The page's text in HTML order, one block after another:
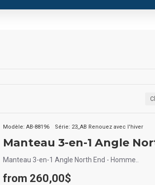
Modèle: AB-88196 Série: 23_AB Renouez avec l'hiver
Manteau 3-en-1 Angle
Manteau 3-en-1 Angle North End - Homme..
from 260,00$